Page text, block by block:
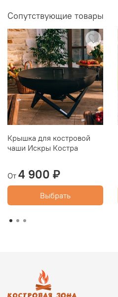
Сопутствующие товары
Крышка для костровой
чаши Искры Костра
От 4 900 ₽
Выбрать